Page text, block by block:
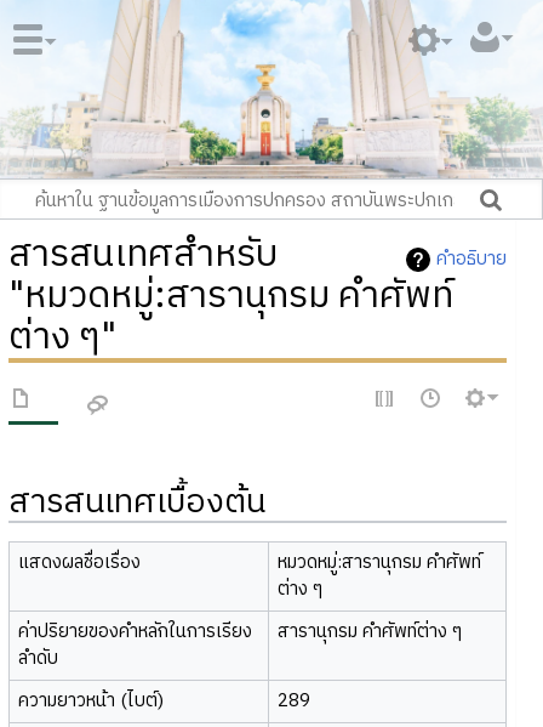
คำอธิบาย
สารสนเทศสำหรับ
"หมวดหมู่:สารานุกรม คำศัพท์
ต่าง ๆ"
สารสนเทศเบื้องต้น
แสดงผลชื่อเรื่อง
หมวดหมู่:สารานุกรม คำศัพท์
ต่าง ๆ
ค่าปริยายของคำหลักในการเรียง
ลำดับ
สารานุกรม คำศัพท์ต่าง ๆ
ความยาวหน้า (ไบต์)
289